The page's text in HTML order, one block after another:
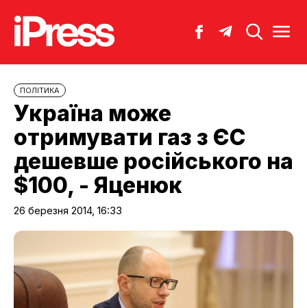
ПОЛІТИКА
Україна може
отримувати газ з ЄС
дешевше російського на
$100, - Яценюк
26 березня 2014, 16:33